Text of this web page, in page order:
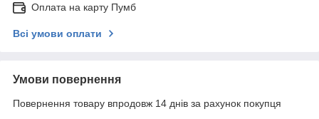
Оплата на карту Пумб
Всі умови оплати
Умови повернення
Повернення товару впродовж 14 днів за рахунок покупця